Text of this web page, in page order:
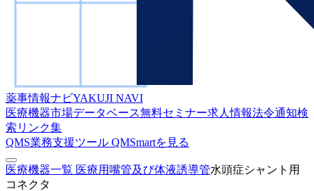
薬事情報ナビYAKUJI NAVI
医療機器市場データベース無料セミナー求人情報法令通知検
索 リンク集
QMS業務支援ツール QMSmartを見る
医療機器一覧 医療用嘴管及び体液誘導管水頭症シャント用
コネクタ